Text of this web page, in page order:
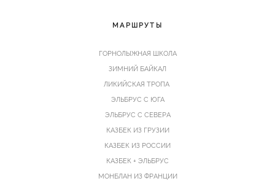
МАРШРУТЫ
ГОРНОЛЫЖНАЯ ШКОЛА
ЗИМНИЙ БАЙКАЛ
ЛИКИЙСКАЯ ТРОПА
ЭЛЬБРУС С ЮГА
ЭЛЬБРУС С СЕВЕРА
КАЗБЕК ИЗ ГРУЗИИ
КАЗБЕК ИЗ РОССИИ
КАЗБЕК + ЭЛЬБРУС
МОНБЛАН ИЗ ФРАНЦИИ